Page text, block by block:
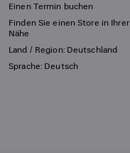
Einen Termin buchen
Finden Sie einen Store in Ihrer
Nähe
Land / Region: Deutschland
Sprache: Deutsch